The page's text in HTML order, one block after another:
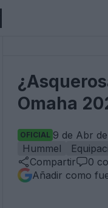
Omaha
OFICIAL 9 de Abr
Hummel
Compartir
0
Añadir como